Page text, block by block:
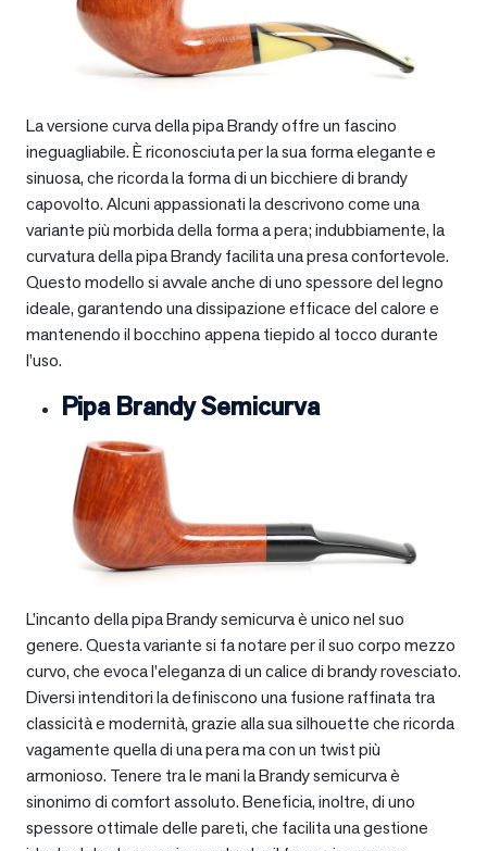
La versione curva della pipa Brandy offre un fascino
ineguagliabile. È riconosciuta per la sua forma elegante e
sinuosa, che ricorda la forma di un bicchiere di brandy
capovolto. Alcuni appassionati la descrivono come una
variante più morbida della forma a pera; indubbiamente, la
curvatura della pipa Brandy facilita una presa confortevole.
Questo modello si avvale anche di uno spessore del legno
ideale, garantendo una dissipazione efficace del calore e
mantenendo il bocchino appena tiepido al tocco durante
l’uso.
Pipa Brandy Semicurva
L’incanto della pipa Brandy semicurva è unico nel suo
genere. Questa variante si fa notare per il suo corpo mezzo
curvo, che evoca l’eleganza di un calice di brandy rovesciato.
Diversi intenditori la definiscono una fusione raffinata tra
classicità e modernità, grazie alla sua silhouette che ricorda
vagamente quella di una pera ma con un twist più
armonioso. Tenere tra le mani la Brandy semicurva è
sinonimo di comfort assoluto. Beneficia, inoltre, di uno
spessore ottimale delle pareti, che facilita una gestione